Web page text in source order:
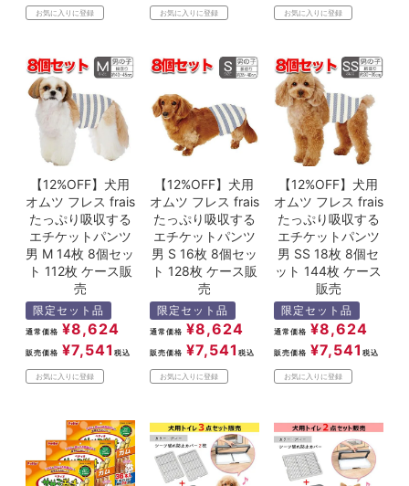
お気に入りに登録 お気に入りに登録 お気に入りに登録
【12%OFF】犬用
オムツ フレス frais
たっぷり吸収する
エチケットパンツ
男 M 14枚 8個セッ
ト 112枚 ケース販
売
限定セット品
通常価格 ¥8,624
販売価格 ¥7,541 税込
お気に入りに登録
【12%OFF】犬用
オムツ フレス frais
たっぷり吸収する
エチケットパンツ
男 S 16枚 8個セッ
ト 128枚 ケース販
売
限定セット品
通常価格 ¥8,624
販売価格 ¥7,541 税込
お気に入りに登録
【12%OFF】犬用
オムツ フレス frais
たっぷり吸収する
エチケットパンツ
男 SS 18枚 8個セ
ット 144枚 ケース
販売
限定セット品
通常価格 ¥8,624
販売価格 ¥7,541 税込
お気に入りに登録